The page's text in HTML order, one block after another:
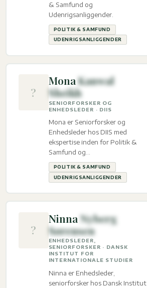
& Samfund og
Udenrigsanliggender.
POLITIK & SAMFUND
UDENRIGSANLIGGENDER
?
MonaKanwal
Sheikh
SENIORFORSKER OG
ENHEDSLEDER · DIIS
Mona er Seniorforsker og
Enhedsleder hos DIIS med
ekspertise inden for Politik &
Samfund og
Udenrigsanliggender.
POLITIK & SAMFUND
UDENRIGSANLIGGENDER
?
Ninna Nyberg
Sørensen
ENHEDSLEDER,
SENIORFORSKER · DANSK
INSTITUT FOR
INTERNATIONALE STUDIER
Ninna er Enhedsleder,
seniorforsker hos Dansk Institut